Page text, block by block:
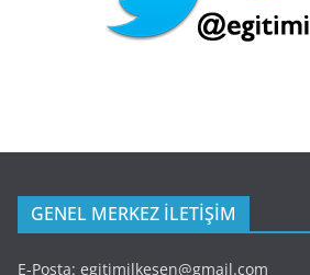
GENEL MERKEZ İLETİŞİM
E-Posta: egitimilkesen@gmail.com